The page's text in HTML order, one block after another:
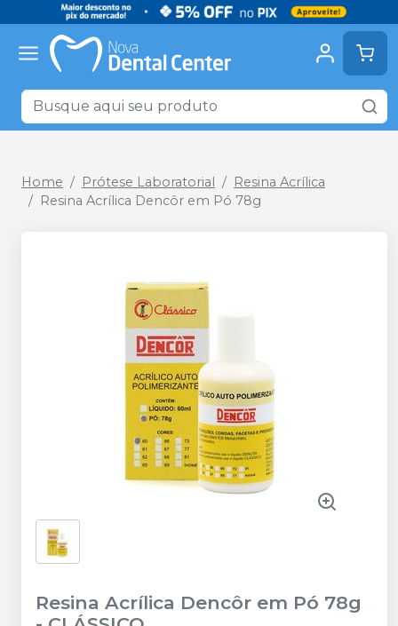
Home Prótese Laboratorial
Resina Acrílica
Resina Acrílica Dencôr em Pó 78g
Resina Acrílica Dencôr em Pó 78g